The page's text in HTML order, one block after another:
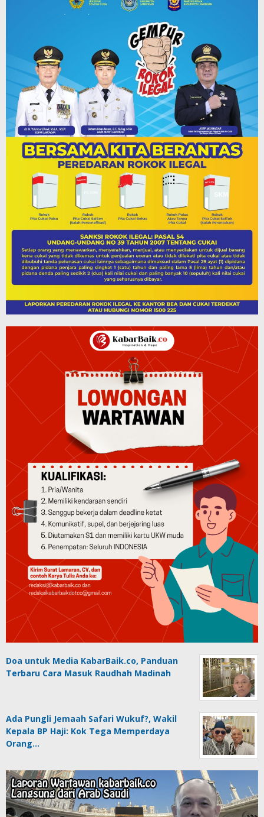
Doa untuk Media KabarBaik.co, Panduan
Terbaru Cara Masuk Raudhah Madinah
Ada Pungli Jemaah Safari Wukuf?, Wakil
Kepala BP Haji: Kok Tega Memperdaya
Orang…